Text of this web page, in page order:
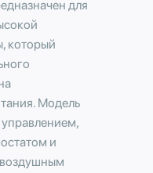
для
который
Модель
и